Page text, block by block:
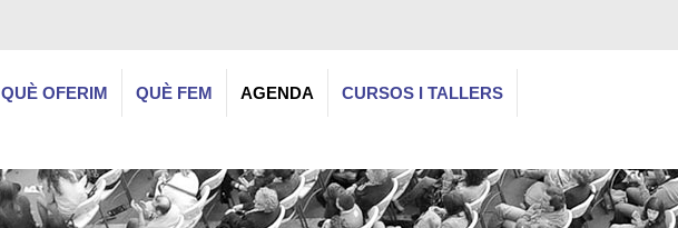
QUÈ OFERIM QUÈ FEM AGENDA CURSOS I TALLERS